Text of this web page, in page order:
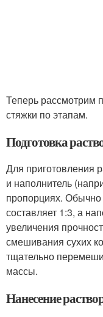
Теперь рассмотрим
стяжки по этапам.
Подготовка
Для приготовления
и наполнитель
пропорциях.
составляет 1:3, а
увеличения
смешивания сухих
тщательно
массы.
Нанесение